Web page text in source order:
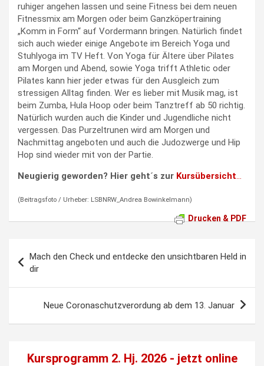
ruhiger angehen lassen und seine Fitness bei dem neuen
Fitnessmix am Morgen oder beim Ganzköpertraining
„Komm in Form“ auf Vordermann bringen. Natürlich findet
sich auch wieder einige Angebote im Bereich Yoga und
Stuhlyoga im TV Heft. Von Yoga für Ältere über Pilates
am Morgen und Abend, sowie Yoga trifft Athletic oder
Pilates kann hier jeder etwas für den Ausgleich zum
stressigen Alltag finden. Wer es lieber mit Musik mag, ist
beim Zumba, Hula Hoop oder beim Tanztreff ab 50 richtig.
Natürlich wurden auch die Kinder und Jugendliche nicht
vergessen. Das Purzeltrunen wird am Morgen und
Nachmittag angeboten und auch die Judozwerge und Hip
Hop sind wieder mit von der Partie.
Neugierig geworden? Hier geht´s zur Kursübersicht…
(Beitragsfoto / Urheber: LSBNRW_Andrea Bowinkelmann)
Drucken & PDF
Mach den Check und entdecke den unsichtbaren Held in
dir
Neue Coronaschutzverordung ab dem 13. Januar
Kursprogramm 2. Hj. 2026 - jetzt online